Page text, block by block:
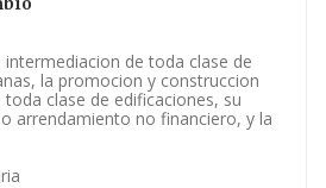
de toda clase de
la promocion y construccion
clase de edificaciones, su
arrendamiento no financiero, y la